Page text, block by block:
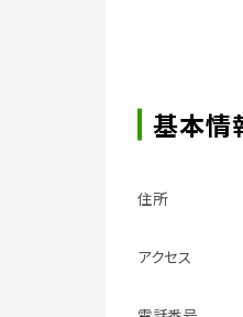
基本情
住所
アクセス